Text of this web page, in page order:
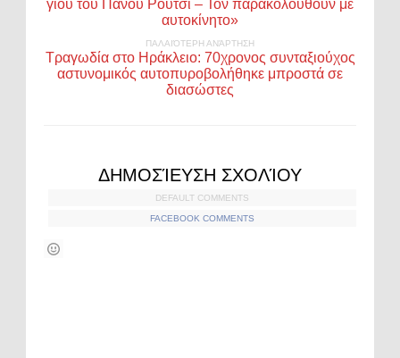
γιου του Πάνου Ρούτσι – Τον παρακολουθούν με
αυτοκίνητο»
ΠΑΛΑΙΌΤΕΡΗ ΑΝΆΡΤΗΣΗ
Τραγωδία στο Ηράκλειο: 70χρονος συνταξιούχος
αστυνομικός αυτοπυροβολήθηκε μπροστά σε
διασώστες
ΔΗΜΟΣΊΕΥΣΗ ΣΧΟΛΊΟΥ
DEFAULT COMMENTS
FACEBOOK COMMENTS